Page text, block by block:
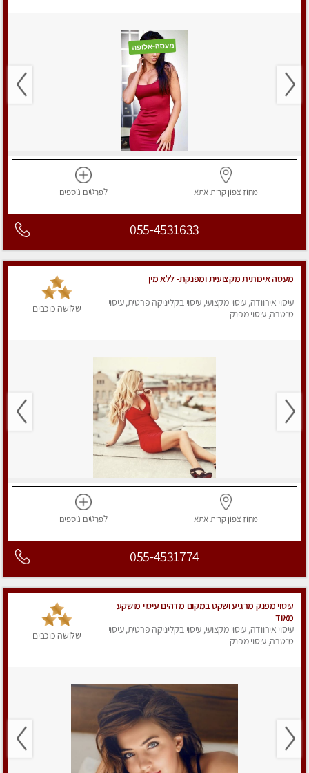
מחוז צפוןקרית אתא לפרטים נוספים
055-4531633
מעסה איכותית מקצועית ומפנקת- ללא מין
עיסוי אירוודה, עיסוי מקצועי, עיסוי בקליניקה פרטית, עיסוי
טנטרה, עיסוי מפנק
שלושה כוכבים
מחוז צפוןקרית אתא לפרטים נוספים
055-4531774
עיסוי מפנק מרגיע ושקט במקום מדהים עיסוי מושקע
מאוד
עיסוי אירוודה, עיסוי מקצועי, עיסוי בקליניקה פרטית, עיסוי
טנטרה, עיסוי מפנק
שלושה כוכבים